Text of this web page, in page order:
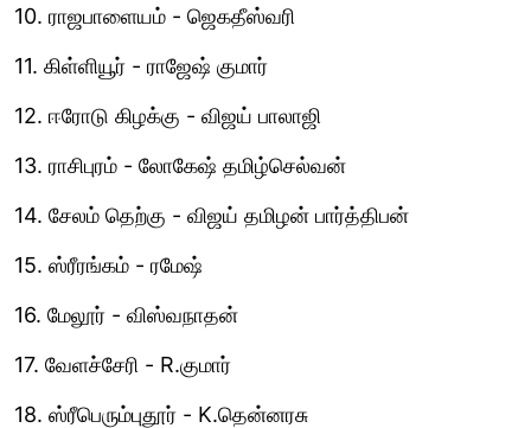
10. ராஜபாளையம் - ஜெகதீஸ்வரி
11. கிள்ளியூர் - ராஜேஷ் குமார்
12. ஈரோடு கிழக்கு - விஜய் பாலாஜி
13. ராசிபுரம் - லோகேஷ் தமிழ்செல்வன்
14. சேலம் தெற்கு - விஜய் தமிழன் பார்த்திபன்
15. ஸ்ரீரங்கம் - ரமேஷ்
16. மேலூர் - விஸ்வநாதன்
17. வேளச்சேரி - R.குமார்
18. ஸ்ரீபெரும்புதூர் - K.தென்னரசு